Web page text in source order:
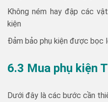
Không ném hay đập các
kiện
Đảm bảo phụ kiện được bọc
6.3 Mua phụ kiện
Dưới đây là các bước cần